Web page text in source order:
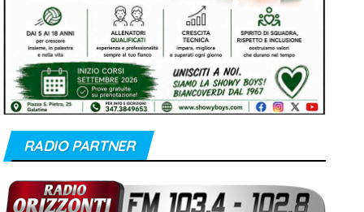
RADIO PARTNER